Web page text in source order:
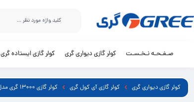
صـفـحـه نـخـسـت کولر گازی دیواری گری کولر گازی ایستاده گری
کولر گازی دیواری گری کولر گازی آی کول گری کولر گازی 13000 گری مدل آی کول اینورتر